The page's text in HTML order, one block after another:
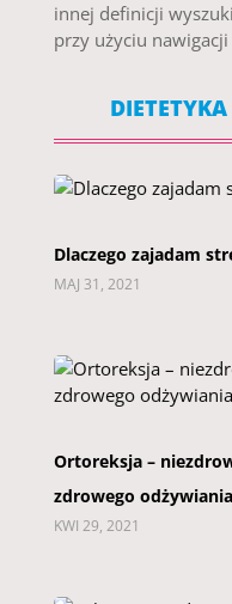
innej definicji
przy użyciu
Dlaczego zajadam
MAJ 31, 2021
Ortoreksja –
zdrowego odżywiania
KWI 29, 2021